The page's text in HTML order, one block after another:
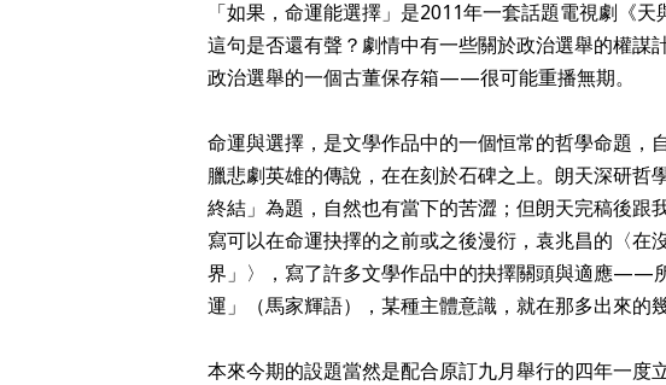
「如果，命運能選擇」是2011年一套話題電視劇《
這句是否還有聲？劇情中有一些關於政治選舉的權謀
政治選舉的一個古董保存箱——很可能重播無期。
命運與選擇，是文學作品中的一個恒常的哲學命題，
臘悲劇英雄的傳說，在在刻於石碑之上。朗天深研哲
終結」為題，自然也有當下的苦澀；但朗天完稿後跟
寫可以在命運抉擇的之前或之後漫衍，袁兆昌的〈在
界」〉，寫了許多文學作品中的抉擇關頭與適應——
運」（馬家輝語），某種主體意識，就在那多出來的
本來今期的設題當然是配合原訂九月舉行的四年一度